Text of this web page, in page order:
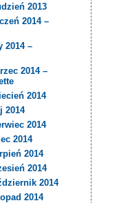
2013
2014 –
2014 –
2014 –
2014
2014
2014
2014
2014
2014
2014
2014